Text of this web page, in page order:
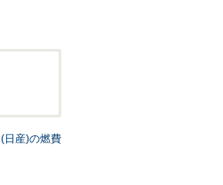
日産)の燃費